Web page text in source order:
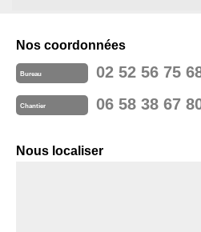
Nos coordonnées
Bureau 02 52 56 75
Chantier 06 58 38 67
Nous localiser